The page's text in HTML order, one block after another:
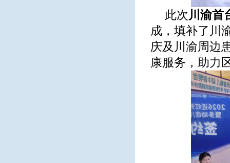
此次 川渝首
成，填补了川
庆及川渝周边
康服务，助力